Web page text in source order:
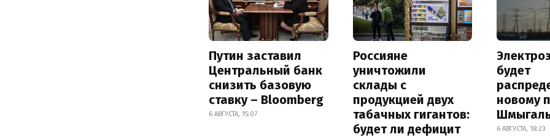
Путин заставил
Центральный банк
снизить базовую
ставку – Bloomberg
6 АВГУСТА, 15:07
Россияне
уничтожили
склады с
продукцией двух
табачных гигантов:
будет ли дефицит
будет
новому
6 АВГУСТА, 18:23